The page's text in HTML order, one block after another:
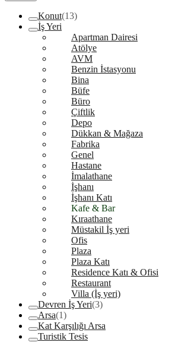
Konut(13)
İş Yeri
Apartman Dairesi
Atölye
AVM
Benzin İstasyonu
Bina
Büfe
Büro
Çiftlik
Depo
Dükkan & Mağaza
Fabrika
Genel
Hastane
İmalathane
İşhanı
İşhanı Katı
Kafe & Bar
Kıraathane
Müstakil İş yeri
Ofis
Plaza
Plaza Katı
Residence Katı & Ofisi
Restaurant
Villa (İş yeri)
Devren İş Yeri(3)
Arsa(1)
Kat Karşılığı Arsa
Turistik Tesis